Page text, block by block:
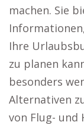
machen. Sie
Ihre
zu planen
besonders
Alternativen
von Flug- und